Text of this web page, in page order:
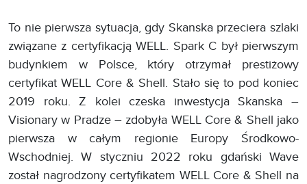
To nie pierwsza sytuacja, gdy Skanska przeciera szlaki
związane z certyfikacją WELL. Spark C był pierwszym
budynkiem w Polsce, który otrzymał prestiżowy
certyfikat WELL Core & Shell. Stało się to pod koniec
2019 roku. Z kolei czeska inwestycja Skanska –
Visionary w Pradze – zdobyła WELL Core & Shell jako
pierwsza w całym regionie Europy Środkowo-
Wschodniej. W styczniu 2022 roku gdański Wave
został nagrodzony certyfikatem WELL Core & Shell na